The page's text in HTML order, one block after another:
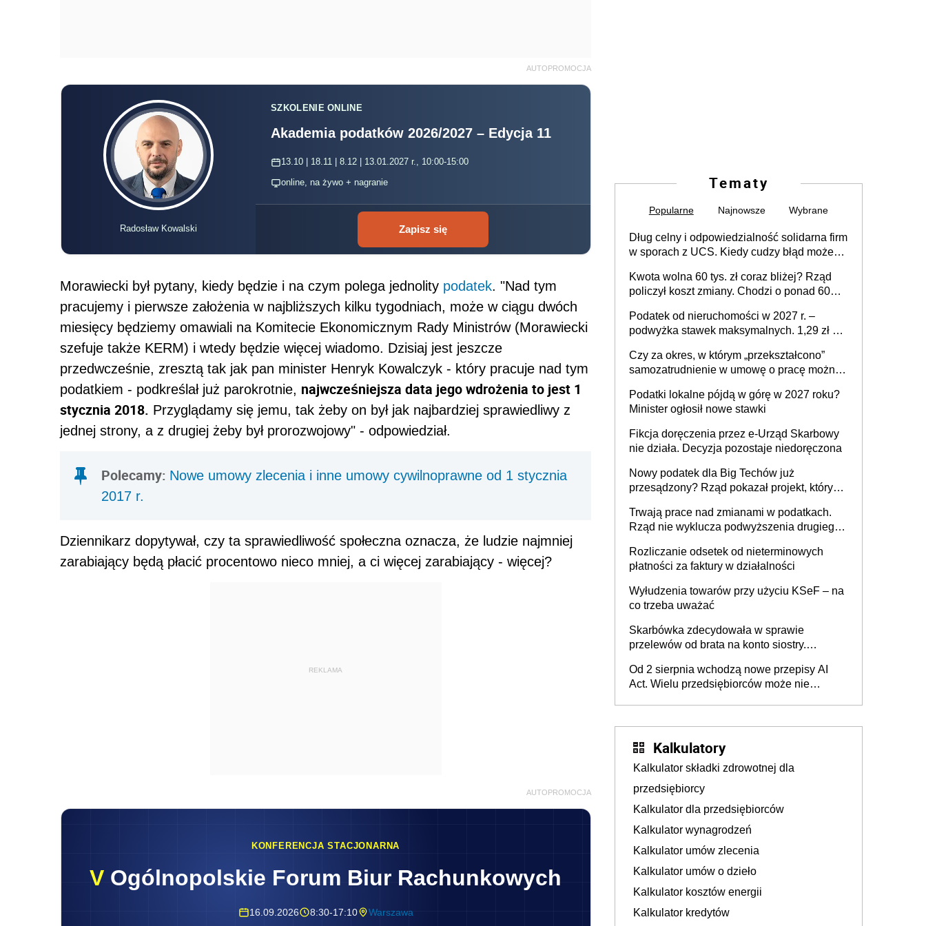
AUTOPROMOCJA
Radosław Kowalski
SZKOLENIE ONLINE
Akademia podatków 2026/2027 – Edycja 11
13.10 | 18.11 | 8.12 | 13.01.2027 r., 10:00-15:00
online, na żywo + nagranie
Zapisz się
Morawiecki był pytany, kiedy będzie i na czym polega jednolity podatek. "Nad tym
pracujemy i pierwsze założenia w najbliższych kilku tygodniach, może w ciągu dwóch
miesięcy będziemy omawiali na Komitecie Ekonomicznym Rady Ministrów (Morawiecki
szefuje także KERM) i wtedy będzie więcej wiadomo. Dzisiaj jest jeszcze
przedwcześnie, zresztą tak jak pan minister Henryk Kowalczyk - który pracuje nad tym
podatkiem - podkreślał już parokrotnie, najwcześniejsza data jego wdrożenia to jest 1
stycznia 2018. Przyglądamy się jemu, tak żeby on był jak najbardziej sprawiedliwy z
jednej strony, a z drugiej żeby był prorozwojowy" - odpowiedział.
Polecamy: Nowe umowy zlecenia i inne umowy cywilnoprawne od 1 stycznia
2017 r.
Dziennikarz dopytywał, czy ta sprawiedliwość społeczna oznacza, że ludzie najmniej
zarabiający będą płacić procentowo nieco mniej, a ci więcej zarabiający - więcej?
REKLAMA
AUTOPROMOCJA
KONFERENCJA STACJONARNA
V Ogólnopolskie Forum Biur Rachunkowych
16.09.2026 8:30-17:10 Warszawa
Tematy
Popularne Najnowsze Wybrane
Dług celny i odpowiedzialność solidarna firm
w sporach z UCS. Kiedy cudzy błąd może
Kwota wolna 60 tys. zł coraz bliżej? Rząd
policzył koszt zmiany. Chodzi o ponad 60
Podatek od nieruchomości w 2027 r. –
podwyżka stawek maksymalnych. 1,29 zł za
budynków i lokali związanych z
prowadzeniem działalności gospodarczej
Czy za okres, w którym „przekształcono”
samozatrudnienie w umowę o pracę można
umowy cywilnoprawnej jedynym
racjonalnym wyjściem
Podatki lokalne pójdą w górę w 2027 roku?
Minister ogłosił nowe stawki
Fikcja doręczenia przez e-Urząd Skarbowy
nie działa. Decyzja pozostaje niedoręczona
Nowy podatek dla Big Techów już
przesądzony? Rząd pokazał projekt, który
Trwają prace nad zmianami w podatkach.
Rząd nie wyklucza podwyższenia drugiego
Rozliczanie odsetek od nieterminowych
płatności za faktury w działalności
Wyłudzenia towarów przy użyciu KSeF – na
co trzeba uważać
Skarbówka zdecydowała w sprawie
przelewów od brata na konto siostry.
darowizna, ale podatku jednak nie będzie
Od 2 sierpnia wchodzą nowe przepisy AI
Act. Wielu przedsiębiorców może nie
Kalkulatory
Kalkulator składki zdrowotnej dla
przedsiębiorcy
Kalkulator dla przedsiębiorców
Kalkulator wynagrodzeń
Kalkulator umów zlecenia
Kalkulator umów o dzieło
Kalkulator kosztów energii
Kalkulator kredytów